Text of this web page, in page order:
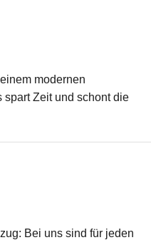
modernen
spart Zeit und schont die
Bei uns sind für jeden